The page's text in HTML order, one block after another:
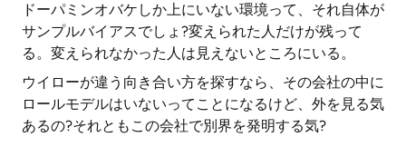
ドーパミンオバケしか上にいない環境って、それ自体が
サンプルバイアスでしょ?変えられた人だけが残って
る。変えられなかった人は見えないところにいる。
ウイローが違う向き合い方を探すなら、その会社の中に
ロールモデルはいないってことになるけど、外を見る気
あるの?それともこの会社で別界を発明する気?